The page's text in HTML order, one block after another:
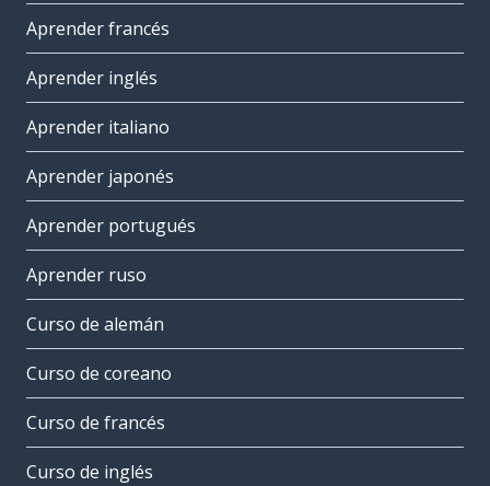
Aprender francés
Aprender inglés
Aprender italiano
Aprender japonés
Aprender portugués
Aprender ruso
Curso de alemán
Curso de coreano
Curso de francés
Curso de inglés